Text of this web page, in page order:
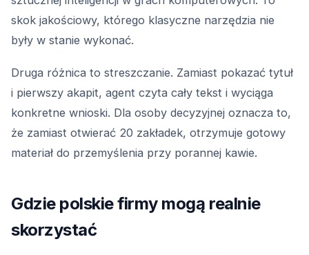
skok jakościowy, którego klasyczne narzędzia nie
były w stanie wykonać.
Druga różnica to streszczanie. Zamiast pokazać tytuł
i pierwszy akapit, agent czyta cały tekst i wyciąga
konkretne wnioski. Dla osoby decyzyjnej oznacza to,
że zamiast otwierać 20 zakładek, otrzymuje gotowy
materiał do przemyślenia przy porannej kawie.
Gdzie polskie firmy mogą realnie
skorzystać